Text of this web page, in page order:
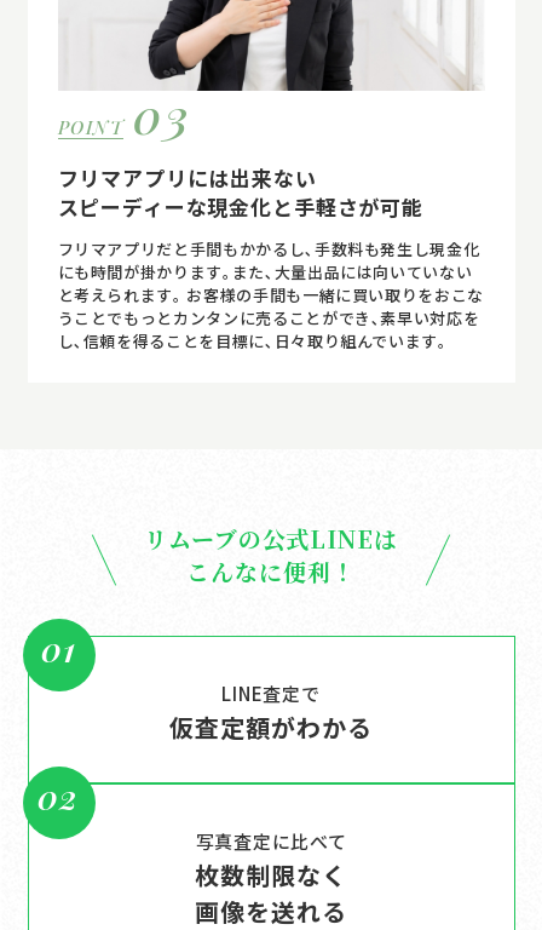
POINT 03
フリマアプリには出来ない
スピーディーな現金化と手軽さが可能
フリマアプリだと手間もかかるし､手数料も発生し現金化
にも時間が掛かります｡また､大量出品には向いていない
と考えられます｡ お客様の手間も一緒に買い取りをおこな
うことでもっとカンタンに売ることができ､素早い対応を
し､信頼を得ることを目標に､日々取り組んでいます｡
リムーブの公式LINEは
こんなに便利！
01
LINE査定で
仮査定額がわかる
02
写真査定に比べて
枚数制限なく
画像を送れる